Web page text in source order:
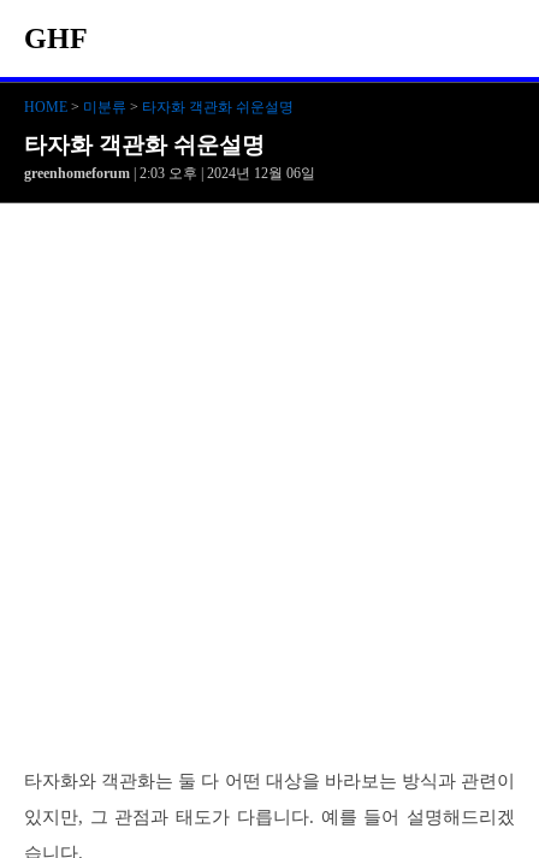
GHF
HOME > 미분류 > 타자화 객관화 쉬운설명
타자화 객관화 쉬운설명
greenhomeforum | 2:03 오후 | 2024년 12월 06일
타자화와 객관화는 둘 다 어떤 대상을 바라보는 방식과 관련이
있지만, 그 관점과 태도가 다릅니다. 예를 들어 설명해드리겠
습니다.